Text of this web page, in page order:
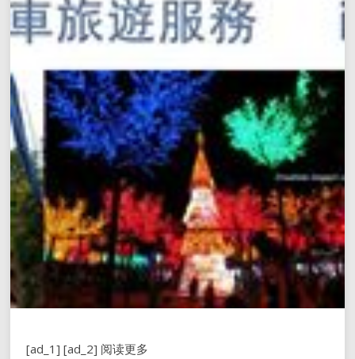
[ad_1] [ad_2] 阅读更多